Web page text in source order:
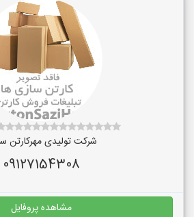
شرکت تولیدی مهرکارتن
09127154308
مشاهده پروفایل